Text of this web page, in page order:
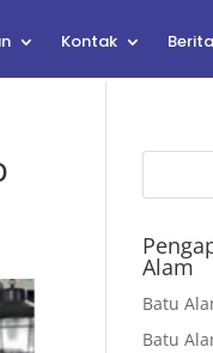
Kontak Berita
Alam
Batu
Batu